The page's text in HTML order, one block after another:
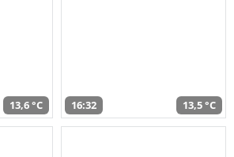
13,6 °C 16:32 13,5 °C